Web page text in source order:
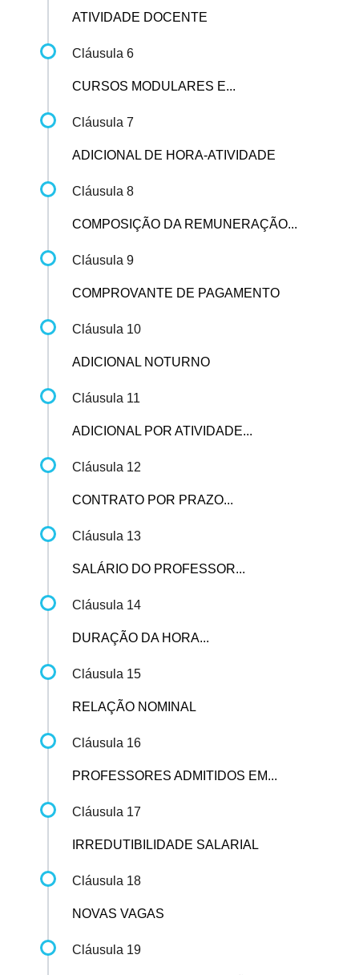
ATIVIDADE DOCENTE
Cláusula 6
CURSOS MODULARES E...
Cláusula 7
ADICIONAL DE HORA-ATIVIDADE
Cláusula 8
COMPOSIÇÃO DA REMUNERAÇÃO...
Cláusula 9
COMPROVANTE DE PAGAMENTO
Cláusula 10
ADICIONAL NOTURNO
Cláusula 11
ADICIONAL POR ATIVIDADE...
Cláusula 12
CONTRATO POR PRAZO...
Cláusula 13
SALÁRIO DO PROFESSOR...
Cláusula 14
DURAÇÃO DA HORA...
Cláusula 15
RELAÇÃO NOMINAL
Cláusula 16
PROFESSORES ADMITIDOS EM...
Cláusula 17
IRREDUTIBILIDADE SALARIAL
Cláusula 18
NOVAS VAGAS
Cláusula 19